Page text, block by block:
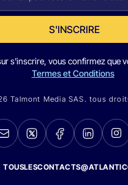
S'INSCRIRE
s'inscrire, vous confirmez que
Termes et Conditions
Talmont Media SAS. tous